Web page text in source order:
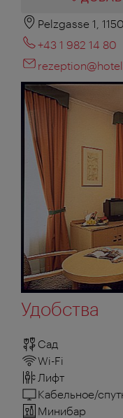
Pelzgasse 1,
+43 1 982 14 80
Удобства
Сад
Wi-Fi
Лифт
Кабельное/
Минибар